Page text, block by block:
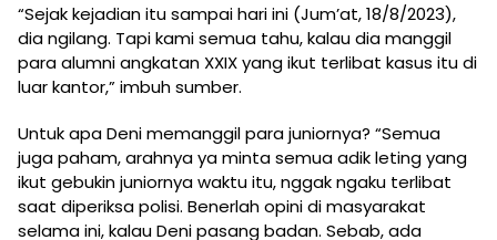
“Sejak kejadian itu sampai hari ini (Jum’at, 18/8/2023),
dia ngilang. Tapi kami semua tahu, kalau dia manggil
para alumni angkatan XXIX yang ikut terlibat kasus itu di
luar kantor,” imbuh sumber.
Untuk apa Deni memanggil para juniornya? “Semua
juga paham, arahnya ya minta semua adik leting yang
ikut gebukin juniornya waktu itu, nggak ngaku terlibat
saat diperiksa polisi. Benerlah opini di masyarakat
selama ini, kalau Deni pasang badan. Sebab, ada